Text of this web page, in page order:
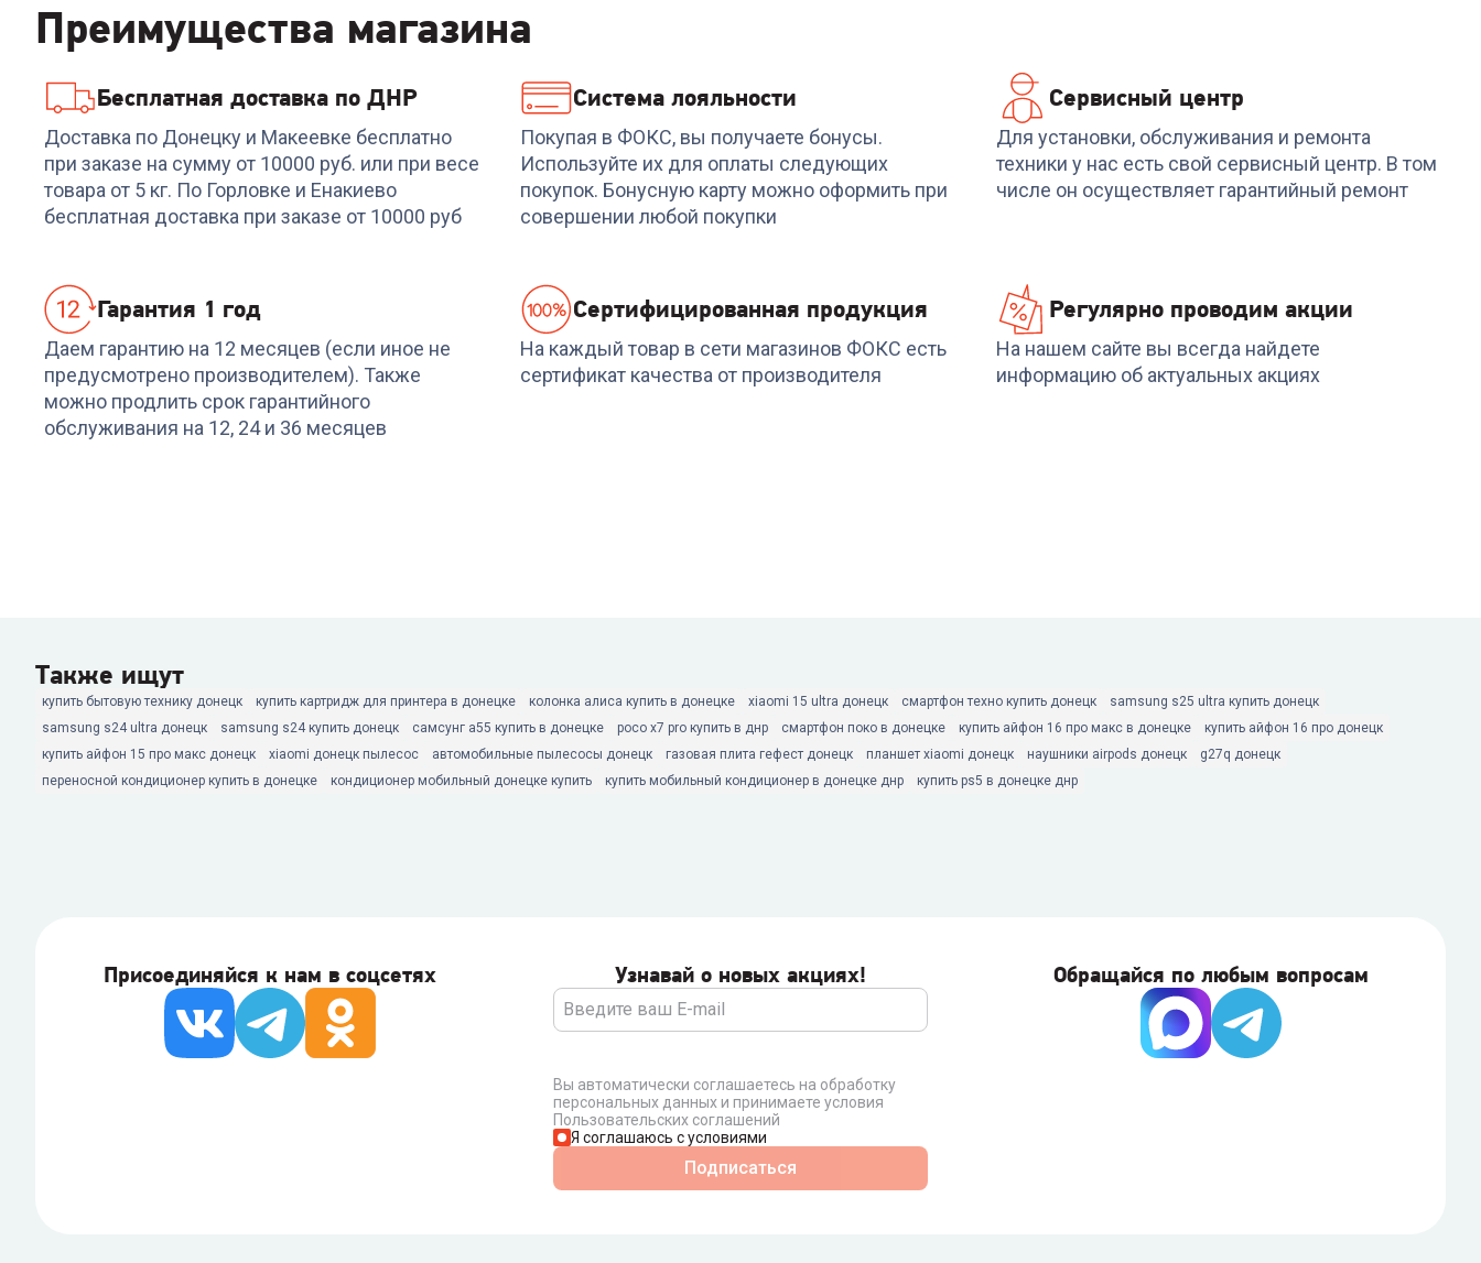
Код:00-00014752
Аэрогриль TEFAL
EY8218F0
15 999₽
Преимущества магазина
Бесплатная доставка по ДНР
Доставка по Донецку и Макеевке бесплатно
при заказе на сумму от 10000 руб. или при весе
товара от 5 кг. По Горловке и Енакиево
бесплатная доставка при заказе от 10000 руб
Система лояльности
Покупая в ФОКС, вы получаете бонусы.
Используйте их для оплаты следующих
покупок. Бонусную карту можно оформить при
совершении любой покупки
Сервисный центр
Для установки, обслуживания и ремонта
техники у нас есть свой сервисный центр. В том
числе он осуществляет гарантийный ремонт
Гарантия 1 год
Даем гарантию на 12 месяцев (если иное не
предусмотрено производителем). Также
можно продлить срок гарантийного
обслуживания на 12, 24 и 36 месяцев
Cертифицированная продукция
На каждый товар в сети магазинов ФОКС есть
сертификат качества от производителя
Регулярно проводим акции
На нашем сайте вы всегда найдете
информацию об актуальных акциях
Также ищут
купить бытовую технику донецк купить картридж для принтера в донецке колонка алиса купить в донецке xiaomi 15 ultra донецк смартфон техно купить донецк
samsung s25 ultra купить донецк
samsung s24 ultra донецк
samsung s24 купить донецк самсунг а55 купить в донецке poco x7 pro купить в днр смартфон поко в донецке купить айфон 16 про макс в донецке
купить айфон 16 про донецк
купить айфон 15 про макс донецк
xiaomi донецк пылесос автомобильные пылесосы донецк газовая плита гефест донецк планшет xiaomi донецк наушники airpods донецк
g27q донецк
переносной кондиционер купить в донецке
кондиционер мобильный донецке купить купить мобильный кондиционер в донецке днр купить ps5 в донецке днр
Присоединяйся к нам в соцсетях Узнавай о новых акциях!
Вы автоматически соглашаетесь на обработку
персональных данных и принимаете условия
Пользовательских соглашений
Я соглашаюсь с условиями
Подписаться
Обращайся по любым вопросам